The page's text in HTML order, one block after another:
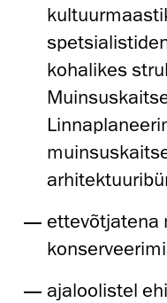
kohalikes
ettevõtjatena
ajaloolistel